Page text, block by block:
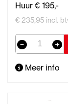
Huur € 195,-
€ 235,95 incl.
Meer info